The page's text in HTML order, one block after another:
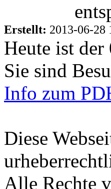
Erstellt: 2013-06-28
Heute ist
Sie sind
Info zum
Diese
Alle Rechte